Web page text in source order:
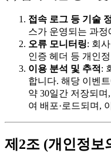
접속 로그 등 기술
스가 운영되는 과정
오류 모니터링: 회
인증 헤더 등 개인
이용 분석 및 추적 :
합니다. 해당 이벤
약 30일간 저장되
여 배포·로드되며,
제2조 (개인정보